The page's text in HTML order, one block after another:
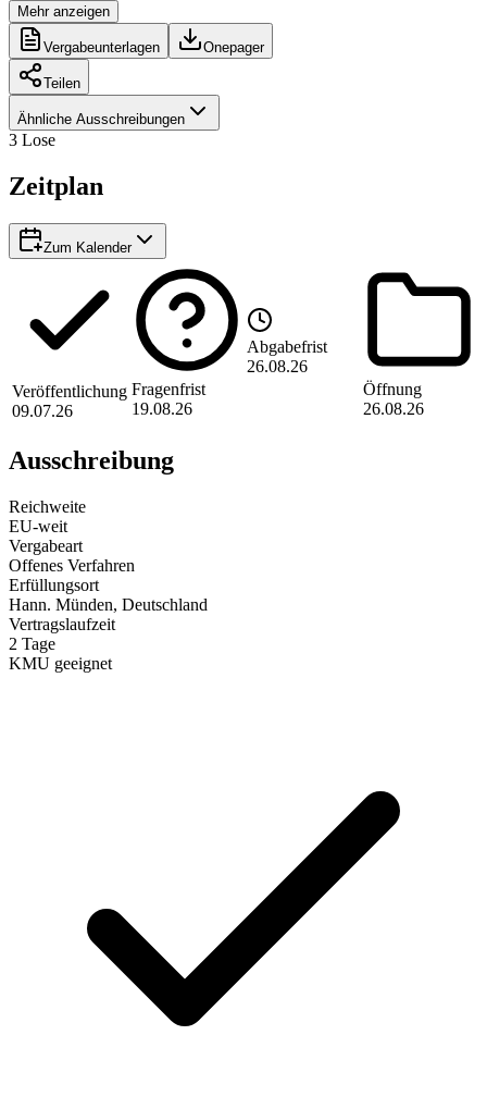
Mehr anzeigen
Vergabeunterlagen Onepager
Teilen
Ähnliche Ausschreibungen
3 Lose
Zeitplan
Zum Kalender
Veröffentlichung
09.07.26
Fragenfrist
19.08.26
Abgabefrist
26.08.26
Öffnung
26.08.26
Ausschreibung
Reichweite
EU-weit
Vergabeart
Offenes Verfahren
Erfüllungsort
Hann. Münden, Deutschland
Vertragslaufzeit
2 Tage
KMU geeignet